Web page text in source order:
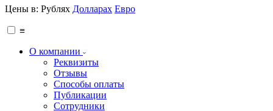
Цены в: Рублях Долларах Евро
≡
О компании
Реквизиты
Отзывы
Способы оплаты
Публикации
Сотрудники